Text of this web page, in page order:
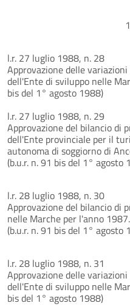
l.r. 27 luglio 1988, n. 28
Approvazione delle
dell'Ente di sviluppo nelle
bis del 1° agosto 1988)
l.r. 27 luglio 1988, n. 29
Approvazione del bilancio di
dell'Ente provinciale per il
autonoma di soggiorno di
(b.u.r. n. 91 bis del 1° agosto
l.r. 28 luglio 1988, n. 30
Approvazione del bilancio di
nelle Marche per l'anno 1987.
(b.u.r. n. 91 bis del 1° agosto
l.r. 28 luglio 1988, n. 31
Approvazione delle
dell'Ente di sviluppo nelle
bis del 1° agosto 1988)